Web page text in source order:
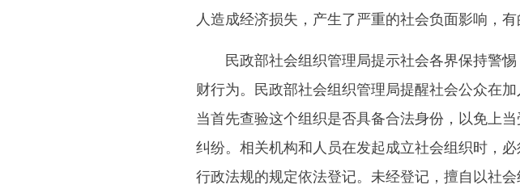
人造成经济损失，产生了严重的社会负面影响，有
民政部社会组织管理局提示社会各界保持警惕
财行为。民政部社会组织管理局提醒社会公众在
当首先查验这个组织是否具备合法身份，以免上
纠纷。相关机构和人员在发起成立社会组织时，
行政法规的规定依法登记。未经登记，擅自以社